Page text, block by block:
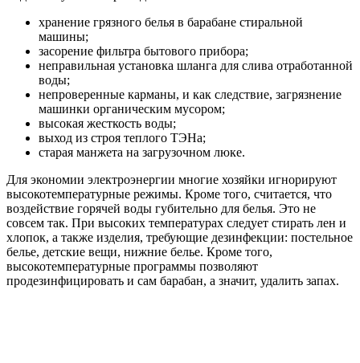
хранение грязного белья в барабане стиральной
машины;
засорение фильтра бытового прибора;
неправильная установка шланга для слива отработанной
воды;
непроверенные карманы, и как следствие, загрязнение
машинки органическим мусором;
высокая жесткость воды;
выход из строя теплого ТЭНа;
старая манжета на загрузочном люке.
Для экономии электроэнергии многие хозяйки игнорируют
высокотемпературные режимы. Кроме того, считается, что
воздействие горячей воды губительно для белья. Это не
совсем так. При высоких температурах следует стирать лен и
хлопок, а также изделия, требующие дезинфекции: постельное
белье, детские вещи, нижние белье. Кроме того,
высокотемпературные программы позволяют
продезинфицировать и сам барабан, а значит, удалить запах.